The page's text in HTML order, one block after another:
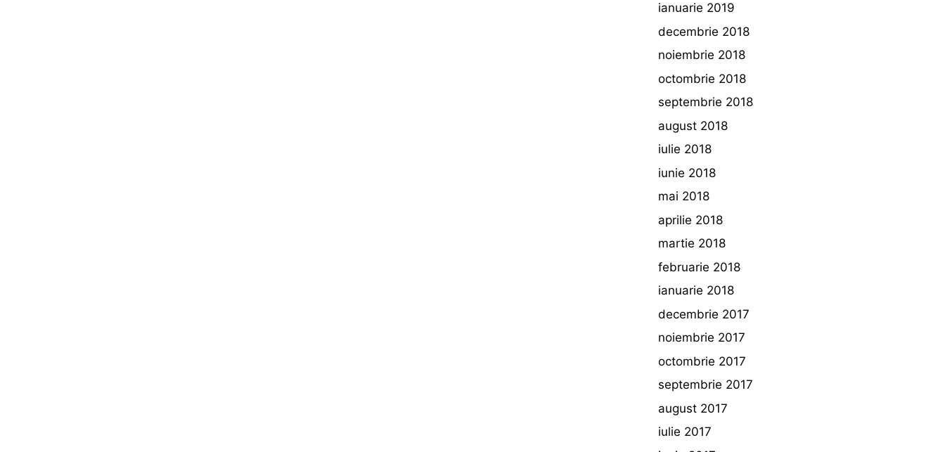
ianuarie 2019
decembrie 2018
noiembrie 2018
octombrie 2018
septembrie 2018
august 2018
iulie 2018
iunie 2018
mai 2018
aprilie 2018
martie 2018
februarie 2018
ianuarie 2018
decembrie 2017
noiembrie 2017
octombrie 2017
septembrie 2017
august 2017
iulie 2017